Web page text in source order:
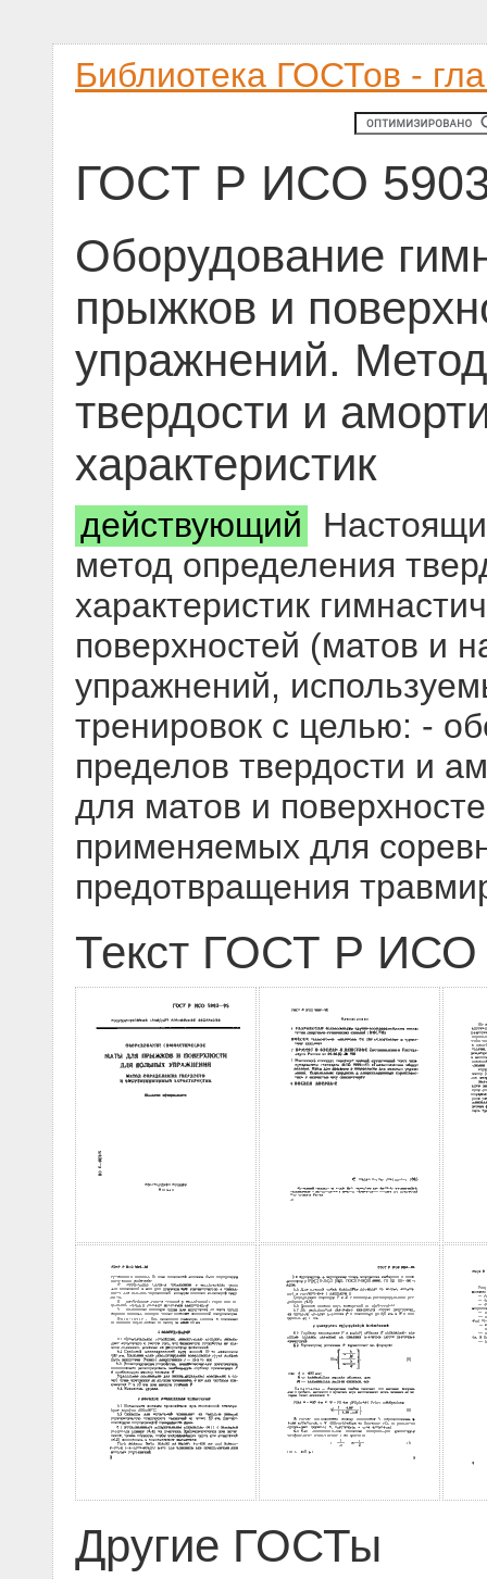
Библиотека ГОСТов -
ГОСТ Р ИСО
Оборудование
прыжков и
упражнений.
твердости и
характеристик
действующий
метод определения
характеристик
поверхностей (матов и
упражнений,
тренировок с целью: -
пределов твердости и
для матов и
применяемых для
предотвращения
Текст ГОСТ Р ИСО
Другие ГОСТы